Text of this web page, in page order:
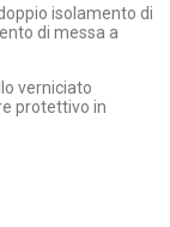
isolamento di
di messa a
verniciato
protettivo in